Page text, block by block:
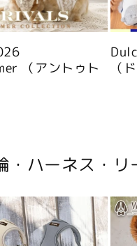
（アントゥト
（
・ハーネス・リ